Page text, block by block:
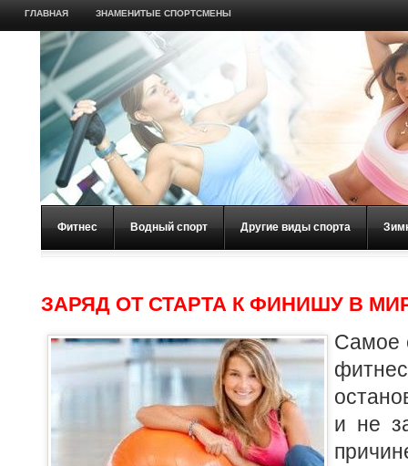
ГЛАВНАЯ ЗНАМЕНИТЫЕ СПОРТСМЕНЫ
Фитнес Водный спорт Другие виды спорта
ЗАРЯД ОТ СТАРТА К ФИНИШУ В
Самое
и не